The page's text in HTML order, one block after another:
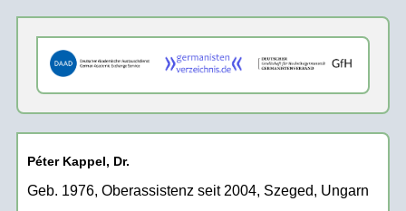
Péter Kappel, Dr.
Geb. 1976, Oberassistenz seit 2004, Szeged, Ungarn